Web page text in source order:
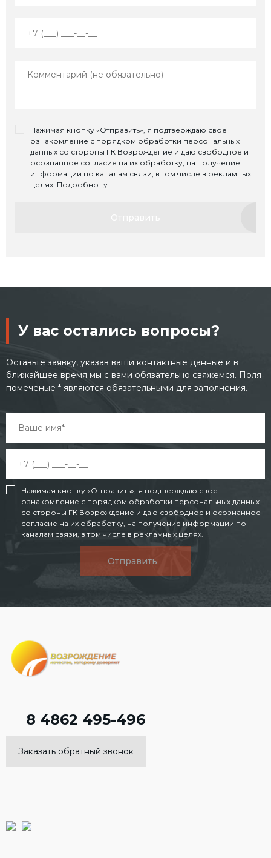
Нажимая кнопку «Отправить», я подтверждаю свое
ознакомление с порядком обработки персональных
данных со стороны ГК Возрождение и даю свободное и
осознанное согласие на их обработку, на получение
информации по каналам связи, в том числе в рекламных
целях. Подробно тут.
У вас остались вопросы?
Оставьте заявку, указав ваши контактные данные и в
ближайшее время мы с вами обязательно свяжемся. Поля
помеченые * являются обязательными для заполнения.
Нажимая кнопку «Отправить», я подтверждаю свое
ознакомление с порядком обработки персональных данных
со стороны ГК Возрождение и даю свободное и осознанное
согласие на их обработку, на получение информации по
каналам связи, в том числе в рекламных целях.
Отправить
8 4862 495-496
Заказать обратный звонок